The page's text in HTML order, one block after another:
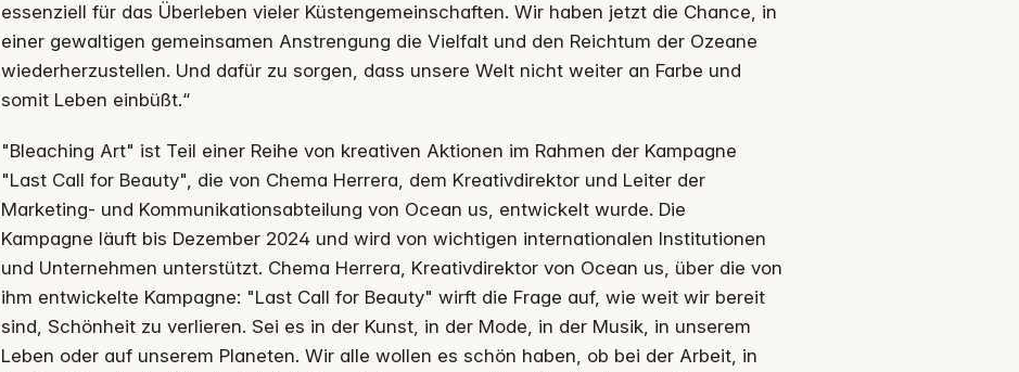
essenziell für das Überleben vieler Küstengemeinschaften. Wir haben jetzt die Chance, in
einer gewaltigen gemeinsamen Anstrengung die Vielfalt und den Reichtum der Ozeane
wiederherzustellen. Und dafür zu sorgen, dass unsere Welt nicht weiter an Farbe und
somit Leben einbüßt.“
"Bleaching Art" ist Teil einer Reihe von kreativen Aktionen im Rahmen der Kampagne
"Last Call for Beauty", die von Chema Herrera, dem Kreativdirektor und Leiter der
Marketing- und Kommunikationsabteilung von Ocean us, entwickelt wurde. Die
Kampagne läuft bis Dezember 2024 und wird von wichtigen internationalen Institutionen
und Unternehmen unterstützt. Chema Herrera, Kreativdirektor von Ocean us, über die von
ihm entwickelte Kampagne: "Last Call for Beauty" wirft die Frage auf, wie weit wir bereit
sind, Schönheit zu verlieren. Sei es in der Kunst, in der Mode, in der Musik, in unserem
Leben oder auf unserem Planeten. Wir alle wollen es schön haben, ob bei der Arbeit, in